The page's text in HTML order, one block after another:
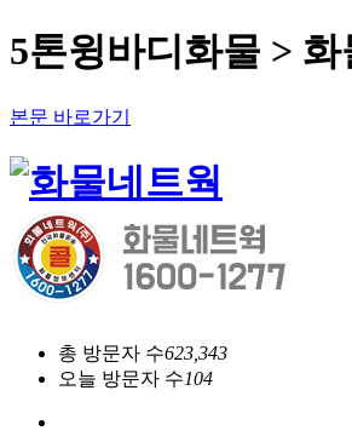
5톤윙바디화물 > 화
본문 바로가기
총 방문자 수623,343
오늘 방문자 수104